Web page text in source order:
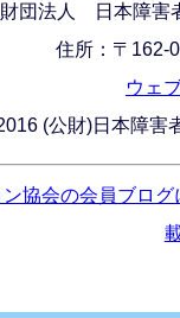
団法人 日本障害
住所：〒162-
ウェ
(公財)日本障
協会の会員ブロ